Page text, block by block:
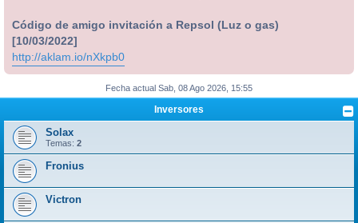
Código de amigo invitación a Repsol (Luz o gas)
[10/03/2022]
http://aklam.io/nXkpb0
Fecha actual Sab, 08 Ago 2026, 15:55
Inversores
Solax
Temas: 2
Fronius
Victron